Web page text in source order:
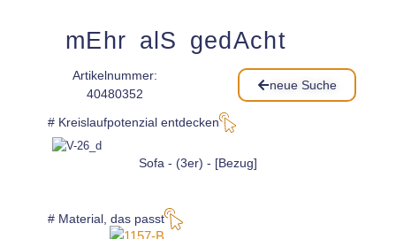
mEhr alS gedAcht
Artikelnummer:
40480352
neue Suche
# Kreislaufpotenzial entdecken
Sofa - (3er) - [Bezug]
# Material, das passt